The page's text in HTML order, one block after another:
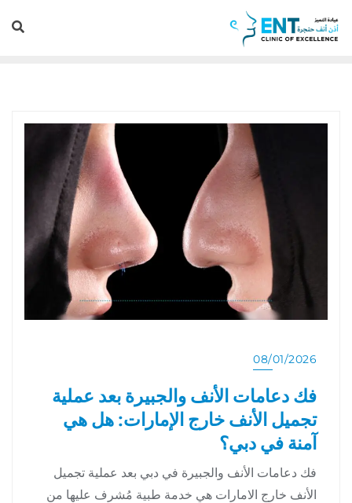
08/01/2026
فك دعامات الأنف والجبيرة بعد عملية
تجميل الأنف خارج الإمارات: هل هي
آمنة في دبي؟
فك دعامات الأنف والجبيرة في دبي بعد عملية تجميل
الأنف خارج الامارات هي خدمة طبية مُشرف عليها من